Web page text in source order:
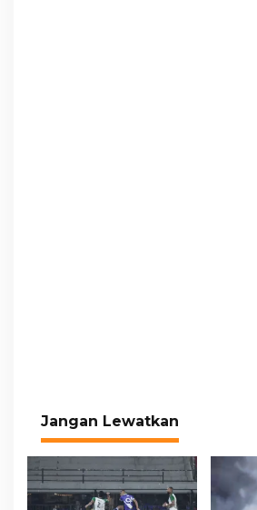
Jangan Lewatkan